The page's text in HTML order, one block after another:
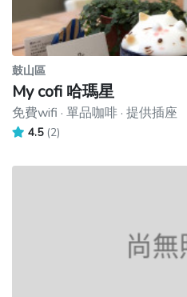
鼓山區
My cofi 哈瑪星
免費wifi · 單品咖啡 · 提供插座
4.5 (2)